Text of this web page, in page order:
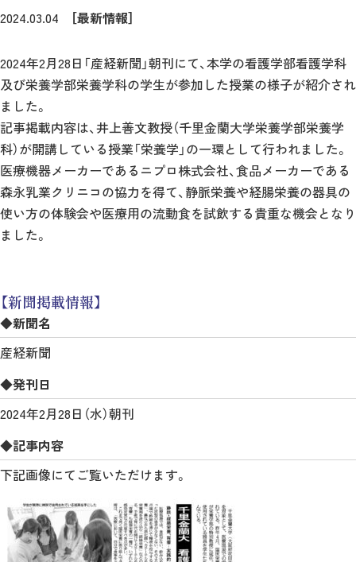
2024.03.04 ［最新情報］
2024年2月28日「産経新聞」朝刊にて、本学の看護学部看護学科
及び栄養学部栄養学科の学生が参加した授業の様子が紹介され
ました。
記事掲載内容は、井上善文教授（千里金蘭大学栄養学部栄養学
科）が開講している授業「栄養学」の一環として行われました。
医療機器メーカーであるニプロ株式会社、食品メーカーである
森永乳業クリニコの協力を得て、静脈栄養や経腸栄養の器具の
使い方の体験会や医療用の流動食を試飲する貴重な機会となり
ました。
【新聞掲載情報】
◆新聞名
産経新聞
◆発刊日
2024年2月28日（水）朝刊
◆記事内容
下記画像にてご覧いただけます。